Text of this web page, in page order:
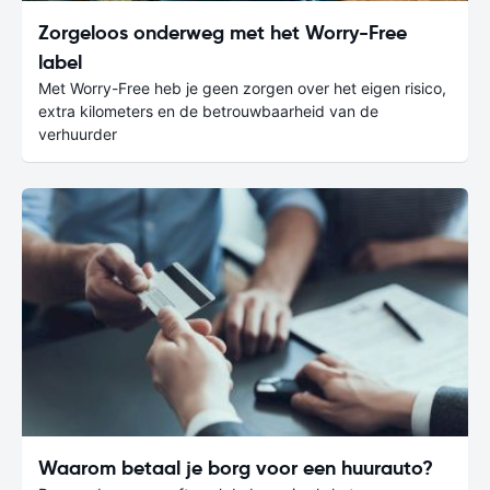
Zorgeloos onderweg met het Worry-Free
label
Met Worry-Free heb je geen zorgen over het eigen risico,
extra kilometers en de betrouwbaarheid van de
verhuurder
Waarom betaal je borg voor een huurauto?